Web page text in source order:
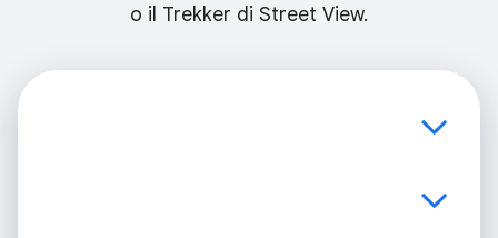
o il Trekker di Street View.